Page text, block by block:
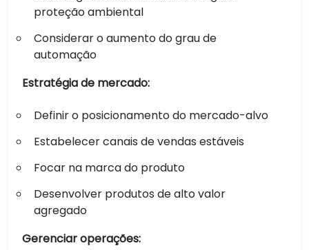
proteção ambiental
Considerar o aumento do grau de
automação
Estratégia de mercado:
Definir o posicionamento do mercado-alvo
Estabelecer canais de vendas estáveis
Focar na marca do produto
Desenvolver produtos de alto valor
agregado
Gerenciar operações: